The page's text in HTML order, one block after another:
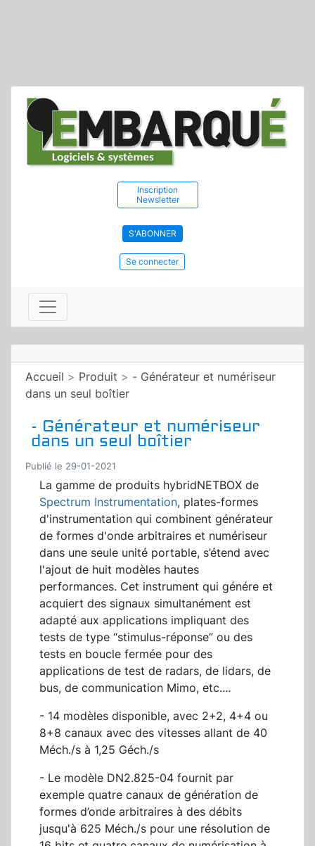
Inscription
Newsletter
S'ABONNER
Se connecter
Accueil > Produit > - Générateur et numériseur
dans un seul boîtier
- Générateur et numériseur
dans un seul boîtier
Publié le 29-01-2021
La gamme de produits hybridNETBOX de
Spectrum Instrumentation, plates-formes
d'instrumentation qui combinent générateur
de formes d'onde arbitraires et numériseur
dans une seule unité portable, s’étend avec
l'ajout de huit modèles hautes
performances. Cet instrument qui génére et
acquiert des signaux simultanément est
adapté aux applications impliquant des
tests de type “stimulus-réponse” ou des
tests en boucle fermée pour des
applications de test de radars, de lidars, de
bus, de communication Mimo, etc....
- 14 modèles disponible, avec 2+2, 4+4 ou
8+8 canaux avec des vitesses allant de 40
Méch./s à 1,25 Géch./s
- Le modèle DN2.825-04 fournit par
exemple quatre canaux de génération de
formes d’onde arbitraires à des débits
jusqu'à 625 Méch./s pour une résolution de